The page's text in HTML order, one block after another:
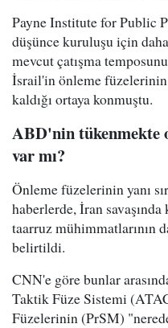
Payne Institute for Public
düşünce kuruluşu için
mevcut çatışma
İsrail'in önleme
kaldığı ortaya konmuştu.
ABD'nin tükenmekte
var mı?
Önleme füzelerinin yanı
haberlerde, İran
taarruz mühimmatlarının
belirtildi.
CNN'e göre bunlar
Taktik Füze Sistemi
Füzelerinin (PrSM)